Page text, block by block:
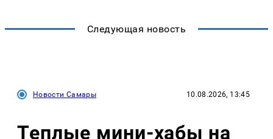
Следующая новость
Новости Самары 10.08.2026, 13:45
Теплые мини-хабы на